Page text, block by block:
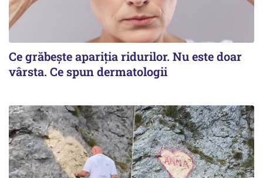
Ce grăbește apariția ridurilor. Nu este doar
vârsta. Ce spun dermatologii